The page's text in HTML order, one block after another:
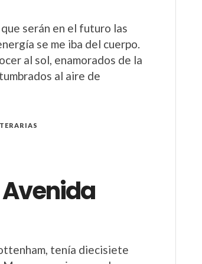
serán en el futuro las
se me iba del cuerpo.
al sol, enamorados de la
al aire de
Avenida
tenía diecisiete